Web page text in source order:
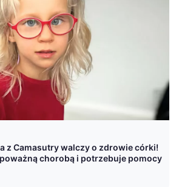
z Camasutry walczy o zdrowie córki!
chorobą i potrzebuje pomocy